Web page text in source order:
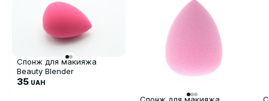
Спонж для макияжа
Beauty Blender
35 UAH